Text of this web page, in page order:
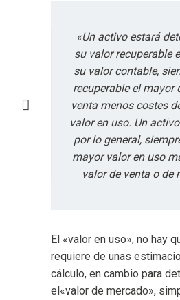
«Un activo estará
su valor recuperable
su valor contable,
recuperable el mayor
venta menos costes
valor en uso. Un
por lo general,
mayor valor en uso
valor de venta o de
El «valor en uso», no hay
requiere de unas
cálculo, en cambio para
el«valor de mercado»,